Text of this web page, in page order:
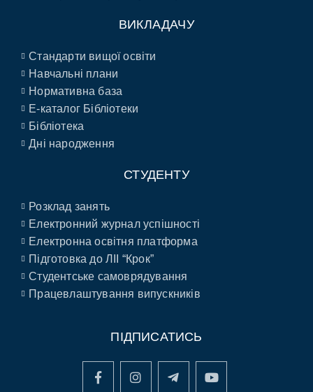
ВИКЛАДАЧУ
Стандарти вищої освіти
Навчальні плани
Нормативна база
E-каталог Бібліотеки
Бібліотека
Дні народження
СТУДЕНТУ
Розклад занять
Електронний журнал успішності
Електронна освітня платформа
Підготовка до ЛІІ “Крок”
Студентське самоврядування
Працевлаштування випускників
ПІДПИСАТИСЬ